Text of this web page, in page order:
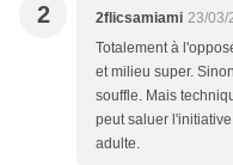
2 2flicsamiami 23/03/
Totalement à
et milieu super.
souffle. Mais
peut saluer
adulte.